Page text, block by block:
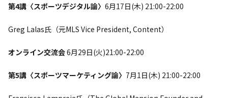
第4講〈スポーツデジタル論〉 6月17日(木) 21:00-22:00
Greg Lalas氏（元MLS Vice President, Content）
オンライン交流会6月29日(火)21:00-22:00
第5講〈スポーツマーケティング論〉 7月1日(木) 21:00-22:00